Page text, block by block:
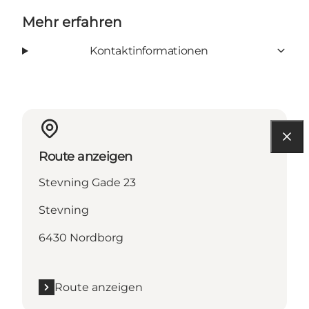
Mehr erfahren
Kontaktinformationen
Route anzeigen
Stevning Gade 23
Stevning
6430 Nordborg
Route anzeigen